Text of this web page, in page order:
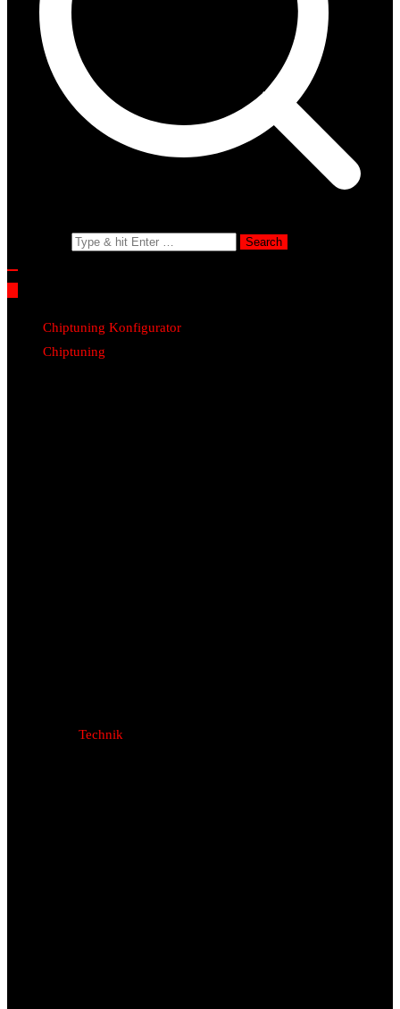
Chiptuning Konfigurator
Chiptuning
Technik